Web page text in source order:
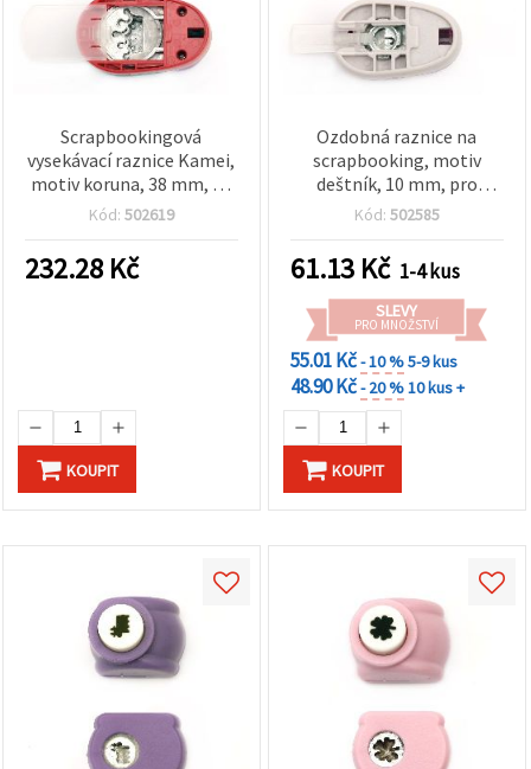
Scrapbookingová
vysekávací raznice Kamei,
motiv koruna, 38 mm, na
karton a pěnovku EVA
Kód: 502619
232.28 Kč
KOUPIT
Ozdobná raznice na
scrapbooking, motiv
deštník, 10 mm, pro
karton a pěnovku EVA
Kód: 502585
61.13 Kč 1-4 kus
SLEVY
PRO MNOŽSTVÍ
55.01 Kč- 10 %5-9 kus
48.90 Kč- 20 %10 kus +
KOUPIT